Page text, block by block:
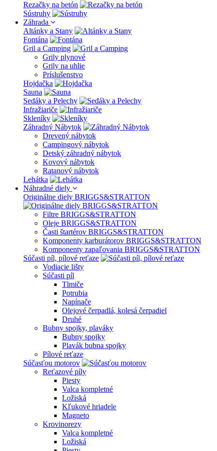
Rezačky na betón
Sústruhy
Záhrada
Altánky a Stany
Fontána
Gril a Camping
Grily plynové
Grily na uhlie
Príslušenstvo
Hojdačka
Sauna
Sedáky a Pelechy
Infražiariče
Skleníky
Záhradný Nábytok
Drevený nábytok
Campingový nábytok
Detský záhradný nábytok
Kovový nábytok
Ratanový nábytok
Lehátka
Náhradné diely
Originálne diely BRIGGS&STRATTON
Filtre BRIGGS&STRATTON
Oleje BRIGGS&STRATTON
Časti štartérov BRIGGS&STRATTON
Komponenty karburátorov BRIGGS&STRATTON
Komponenty zapaľovania BRIGGS&STRATTON
Súčasti píl, pílové reťaze
Vodiacie lišty
Súčasti píl
Tlmiče
Potrubia
Napínače
Olejové čerpadlá, kolesá čerpadiel
Druhé
Bubny spojky, plaváky
Bubny spojky
Plavák bubna spojky
Pílové reťaze
Súčasťou motorov
Reťazové píly
Piesty
Valca kompletné
Ložiská
Kľukové hriadele
Magneto
Krovinorezy
Valca kompletné
Ložiská